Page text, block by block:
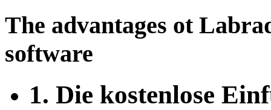
The advantages ot
software
1. Die kostenlose